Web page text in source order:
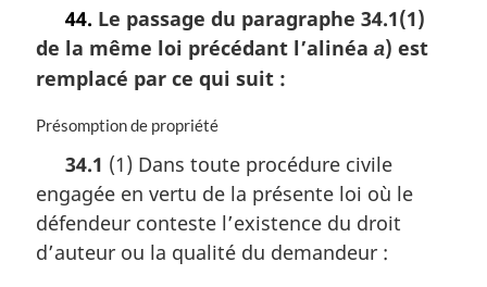
e
m
r
a
l
e
44. Le passage du paragraphe 34.1(1)
de la même loi précédant l’alinéa a) est
remplacé par ce qui suit :
N
e
m
r
Présomption de propriété
34.1 (1) Dans toute procédure civile
engagée en vertu de la présente loi où le
défendeur conteste l’existence du droit
d’auteur ou la qualité du demandeur :